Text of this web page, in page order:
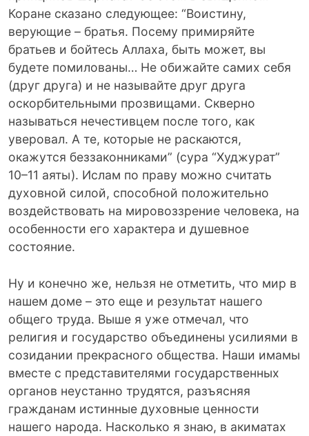
Коране сказано следующее: “Воистину,
верующие – братья. Посему примиряйте
братьев и бойтесь Аллаха, быть может, вы
будете помилованы… Не обижайте самих себя
(друг друга) и не называйте друг друга
оскорбительными прозвищами. Скверно
называться нечестивцем после того, как
уверовал. А те, которые не раскаются,
окажутся беззаконниками” (сура “Худжурат”
10–11 аяты). Ислам по праву можно считать
духовной силой, способной положительно
воздействовать на мировоззрение человека, на
особенности его характера и душевное
состояние.
Ну и конечно же, нельзя не отметить, что мир в
нашем доме – это еще и результат нашего
общего труда. Выше я уже отмечал, что
религия и государство объединены усилиями в
созидании прекрасного общества. Наши имамы
вместе с представителями государственных
органов неустанно трудятся, разъясняя
гражданам истинные духовные ценности
нашего народа. Насколько я знаю, в акиматах